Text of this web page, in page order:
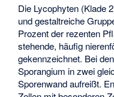
Die Lycophyten (Klade
und gestaltreiche
Prozent der rezenten
stehende, häufig
gekennzeichnet. Bei
Sporangium in zwei
Sporenwand aufreißt.